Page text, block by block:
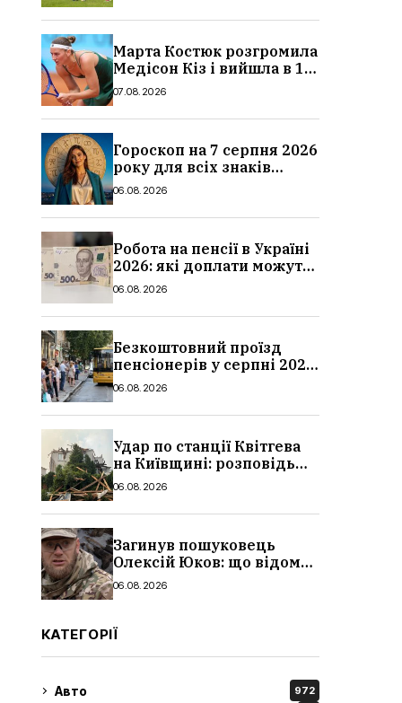
Марта Костюк розгромила
Медісон Кіз і вийшла в 1/8
фіналу Торонто: результат
07.08.2026
Гороскоп на 7 серпня 2026
року для всіх знаків
зодіаку: кому пощастить у
06.08.2026
Робота на пенсії в Україні
2026: які доплати можуть
скасувати, про що
06.08.2026
Безкоштовний проїзд
пенсіонерів у серпні 2026
в Україні: де діє пільга,
06.08.2026
Удар по станції Квітгева
на Київщині: розповідь
очевидців, як вісім людей
сталося
06.08.2026
Загинув пошуковець
Олексій Юков: що відомо
про його роботу, хто він
06.08.2026
КАТЕГОРІЇ
Авто 972